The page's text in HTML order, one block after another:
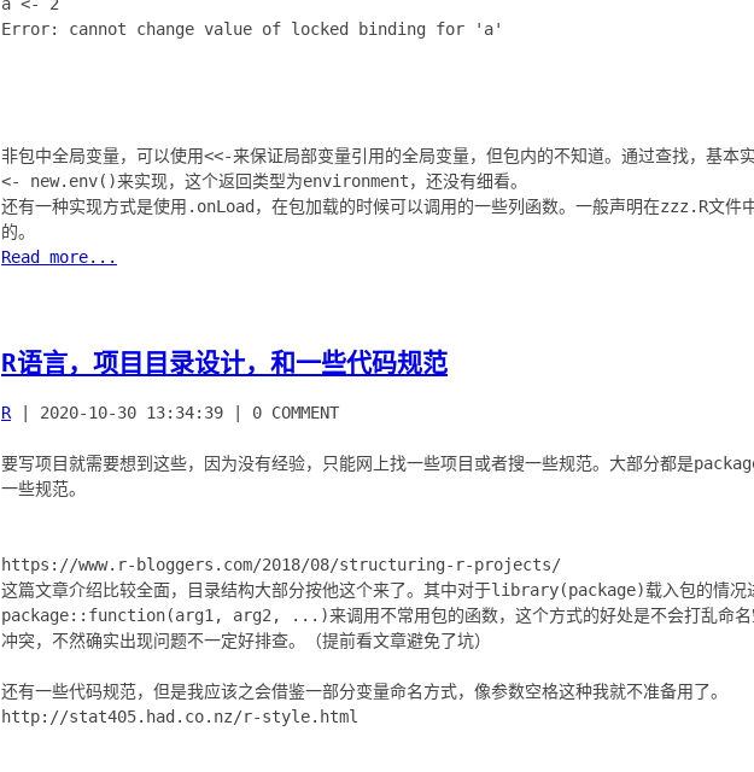
Error: cannot change value of locked binding for 'a'
非包中全局变量，可以使用<<-来保证局部变量引用的全局变量，但包内的不知道。通过查找，基本
<- new.env()来实现，这个返回类型为environment，还没有细看。
还有一种实现方式是使用.onLoad，在包加载的时候可以调用的一些列函数。一般声明在zzz.R文件
Read more...
R语言，项目目录设计，和一些代码规范
R | 2020-10-30 13:34:39 | 0 COMMENT
要写项目就需要想到这些，因为没有经验，只能网上找一些项目或者搜一些规范。大部分都是
一些规范。
https://www.r-bloggers.com/2018/08/structuring-r-projects/
这篇文章介绍比较全面，目录结构大部分按他这个来了。其中对于library(package)载入包的情况
package::function(arg1, arg2, ...)来调用不常用包的函数，这个方式的好处是不会打乱命名
冲突，不然确实出现问题不一定好排查。（提前看文章避免了坑）
还有一些代码规范，但是我应该之会借鉴一部分变量命名方式，像参数空格这种我就不准备用了。
http://stat405.had.co.nz/r-style.html